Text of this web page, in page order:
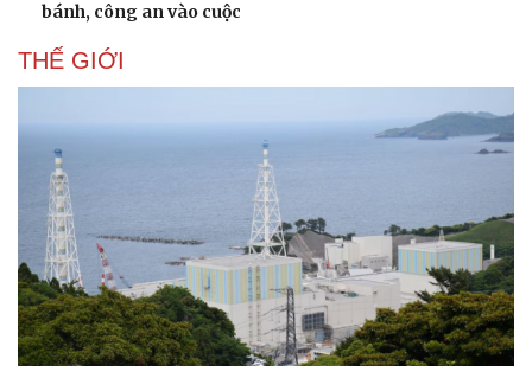
bánh, công an vào cuộc
THẾ GIỚI